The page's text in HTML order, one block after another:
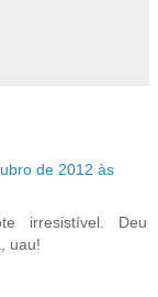
de 2012 às
irresistível. Deu
uau!